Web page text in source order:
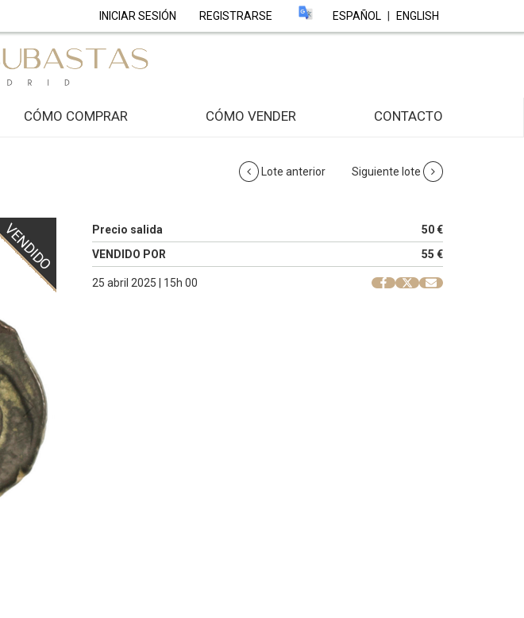
INICIAR SESIÓN REGISTRARSE ESPAÑOL ENGLISH
CÓMO COMPRAR CÓMO VENDER CONTACTO
Lote anterior Siguiente lote
VENDIDO Precio salida
50 €
VENDIDO POR
55 €
25 abril 2025 | 15h 00